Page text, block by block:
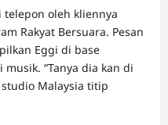
oleh kliennya
Rakyat Bersuara. Pesan
Eggi di base
“Tanya dia kan di
Malaysia titip